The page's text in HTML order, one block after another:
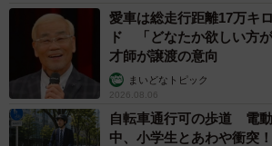
愛車は総走行距離17万キ
ド 「どなたか欲しい方
才師が譲渡の意向
まいどなトピック
2026.08.06
自転車通行可の歩道 電
中、小学生とあわや衝突